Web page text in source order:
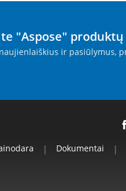
"Aspose"
ir pasiūlymus,
| Dokumentai |